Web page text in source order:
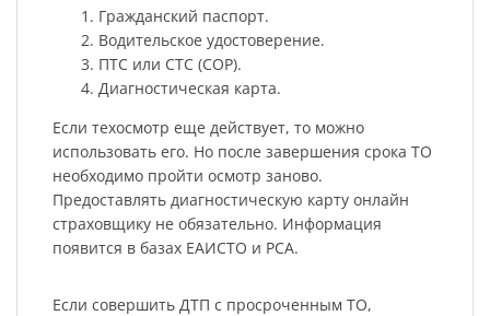
Гражданский паспорт.
Водительское удостоверение.
ПТС или СТС (СОР).
Диагностическая карта.
Если техосмотр еще действует, то можно
использовать его. Но после завершения срока ТО
необходимо пройти осмотр заново.
Предоставлять диагностическую карту онлайн
страховщику не обязательно. Информация
появится в базах ЕАИСТО и РСА.
Если совершить ДТП с просроченным ТО,